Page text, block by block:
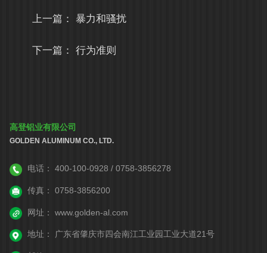
上一篇：暴力和骚扰
下一篇：行为准则
高登铝业有限公司
GOLDEN ALUMINUM CO., LTD.
电话： 400-100-0928 / 0758-3856278
传真： 0758-3856200
网址： www.golden-al.com
地址： 广东省肇庆市四会南江工业园工业大道21号